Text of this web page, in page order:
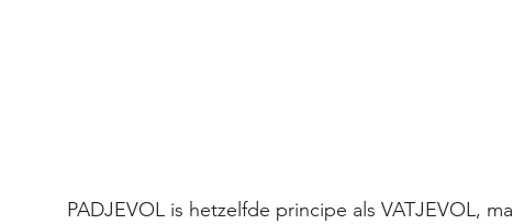
PADJEVOL is hetzelfde principe als VATJEVOL,